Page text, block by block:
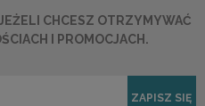
CHCESZ OTRZYMYWAĆ
I PROMOCJACH.
ZAPISZ SIĘ